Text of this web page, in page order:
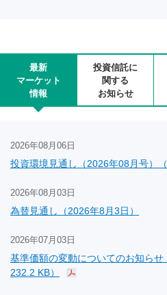
最新
マーケット
情報
投資信託に
関する
お知らせ
2026年08月06日
投資環境見通し（2026年08月号）
2026年08月03日
為替見通し（2026年8月3日）
2026年07月03日
基準価額の変動についてのお知らせ
232.2 KB）